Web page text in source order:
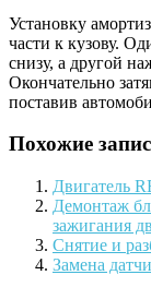
Установку
части к кузову.
снизу, а другой
Окончательно
поставив
Похожие
Двигатель
Демонтаж
зажигания
Снятие и
Замена